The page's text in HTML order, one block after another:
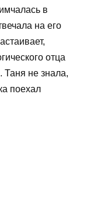
в
на его
отца
Таня не знала,
поехал